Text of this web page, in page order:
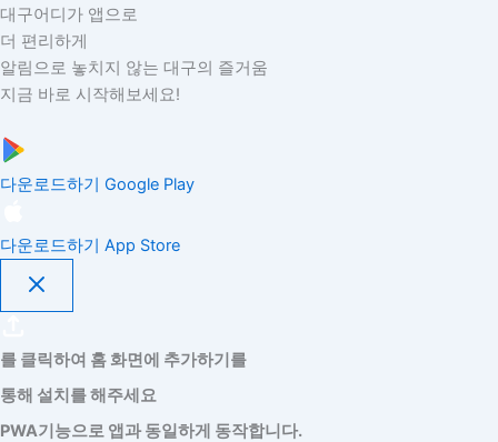
대구어디가 앱으로
더 편리하게
알림으로 놓치지 않는 대구의 즐거움
지금 바로 시작해보세요!
다운로드하기 Google Play
다운로드하기 App Store
를 클릭하여 홈 화면에 추가하기를
통해 설치를 해주세요
PWA기능으로 앱과 동일하게 동작합니다.